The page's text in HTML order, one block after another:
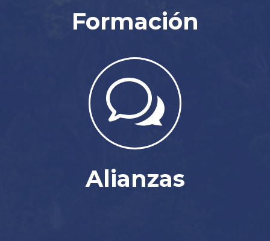
Formación
w
Alianzas